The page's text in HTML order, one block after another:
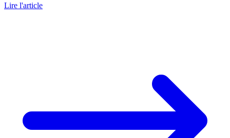
Lire l'article